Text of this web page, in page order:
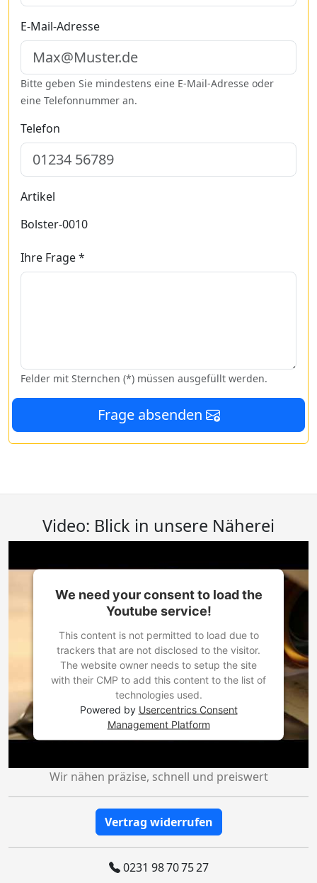
E-Mail-Adresse
Bitte geben Sie mindestens eine E-Mail-Adresse oder
eine Telefonnummer an.
Telefon
Artikel
Bolster-0010
Ihre Frage *
Felder mit Sternchen (*) müssen ausgefüllt werden.
Frage absenden
Video: Blick in unsere Näherei
We need your consent to load the
Youtube service!
This content is not permitted to load due to
trackers that are not disclosed to the visitor.
The website owner needs to setup the site
with their CMP to add this content to the list of
technologies used.
Powered by Usercentrics Consent
Management Platform
Wir nähen präzise, schnell und preiswert
Vertrag widerrufen
0231 98 70 75 27